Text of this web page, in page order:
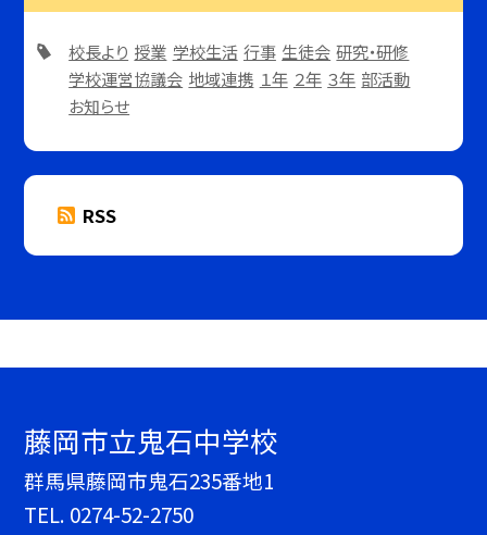
校長より 授業 学校生活 行事 生徒会 研究・研修
学校運営協議会 地域連携 １年 ２年 ３年 部活動
お知らせ
RSS
藤岡市立鬼石中学校
群馬県藤岡市鬼石235番地1
TEL. 0274-52-2750